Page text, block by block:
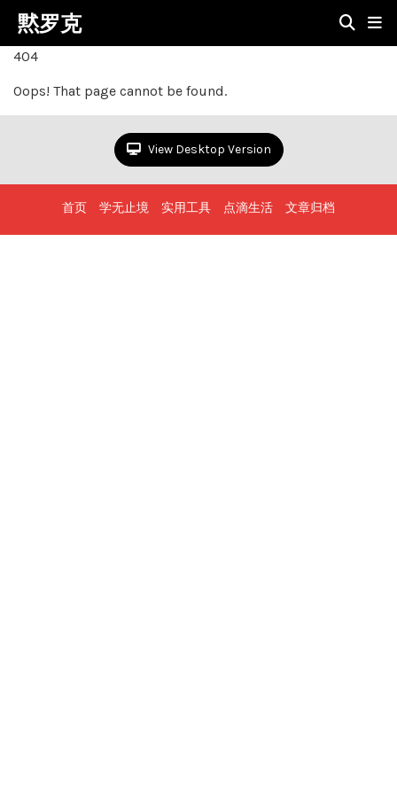
黙罗克
404
Oops! That page cannot be found.
View Desktop Version
首页 学无止境 实用工具 点滴生活 文章归档